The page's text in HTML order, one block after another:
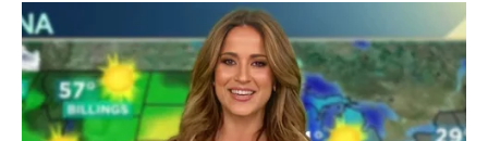
posteljinu
čvrste pamučne tkanine
Na 60°C učinkovito se uklanjaju bakterije, grinje i virusi, što je
sasvim dovoljno za održavanje visoke razine higijene u